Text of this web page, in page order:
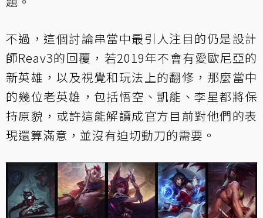
不過，這個討論串當中最引人注目的仍是設計
師Reav3的回覆，若2019年不會有愛歐尼亞的
新英雄，以及視覺和玩法上的翻修，那麼當中
的幾位老英雄，包括悟空、凱能、李星都將保
持原貌，或許這能解讀成官方目前對他們的表
現還算滿意，並沒有迫切動刀的需要。